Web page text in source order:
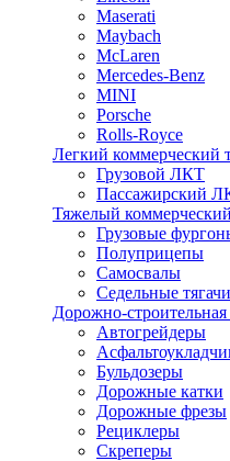
Maserati
Maybach
McLaren
Mercedes-Benz
MINI
Porsche
Rolls-Royce
Легкий коммерческий
Грузовой ЛКТ
Пассажирский
Тяжелый
Грузовые
Полуприцепы
Самосвалы
Седельные тягачи
Дорожно-строительная
Автогрейдеры
Бульдозеры
Дорожные катки
Дорожные фрезы
Рециклеры
Скреперы